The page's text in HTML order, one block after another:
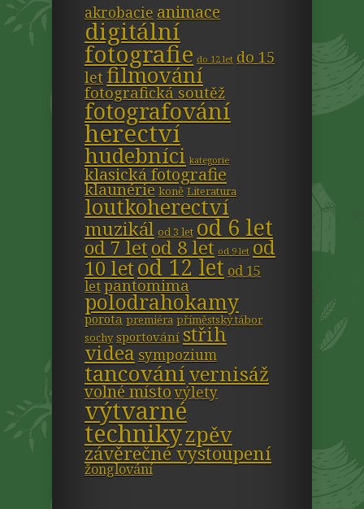
akrobacie animace
digitální
fotografie do 12 let do 15
let filmování
fotografická soutěž
fotografování
herectví
hudebníci kategorie
klasická fotografie
klaunérie koně Literatura
loutkoherectví
muzikál od 3 let od 6 let
od 7 letod 8 let od 9 let od
10 letod 12 let od 15
letpantomima
polodrahokamy
porota premiéra příměstský tábor
sochy sportování střih
videa sympozium
tancovánívernisáž
volné místovýlety
výtvarné
technikyzpěv
závěrečné vystoupení
žonglování